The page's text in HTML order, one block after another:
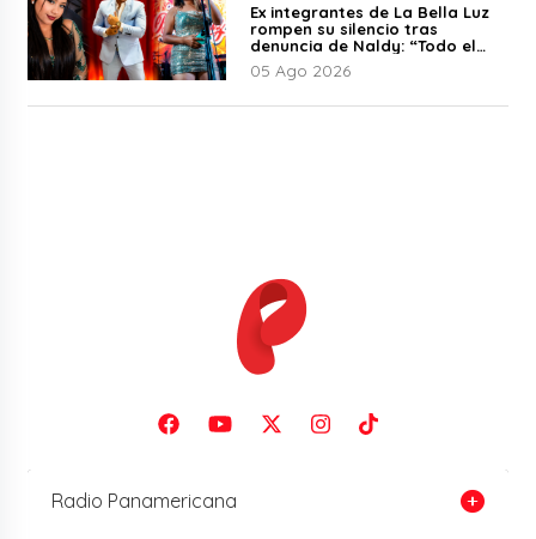
Ex integrantes de La Bella Luz
rompen su silencio tras
denuncia de Naldy: “Todo el
mundo lo sabía”
05 Ago 2026
Radio Panamericana